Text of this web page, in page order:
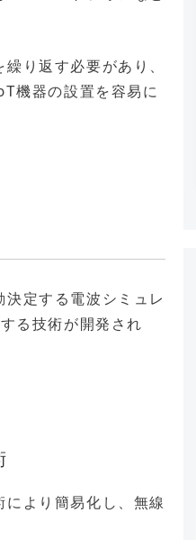
り返す必要があり、
機器の設置を容易に
定する電波シミュレ
る技術が開発され
より簡易化し、無線